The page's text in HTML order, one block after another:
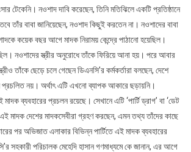
টেকেনি। নওশাদ দাবি করেছেন, তিনি মতিঝিলে একটি প্রতিষ্ঠানে
তাঁর বাবা জানিয়েছেন, নওশাদ কিছুই করতেন না। নওশাদের বাবা
কয়েক বছর আগে মাদক নিরাময় কেন্দ্রে পাঠানো হয়েছিল।
নওশাদের স্ত্রীর অনুরোধে তাঁকে ফিরিয়ে আনা হয়। পরে আবার
তাঁকে ছেড়ে চলে গেছেন ডিএনসি’র কর্মকর্তারা বলছেন, দেশে
প্রচলিত নয়। অর্থাৎ এটি এখনো ব্যাপক আকারে ছড়ায়নি।
ব্যবহারের প্রচলন রয়েছে। সেখানে এটি ‘পার্টি ড্রাগ’ বা ‘ডেট
মাদক দেশের মাদকসেবীরা গ্রহণ করছেন, এমন তথ্য তাঁদের কাছে
পর অভিজাত এলাকার বিভিন্ন পার্টিতে এই মাদক ব্যবহারের
সহকারী পরিচালক মেহেদি হাসান গণমাধ্যমে কে জানান, এর আগে